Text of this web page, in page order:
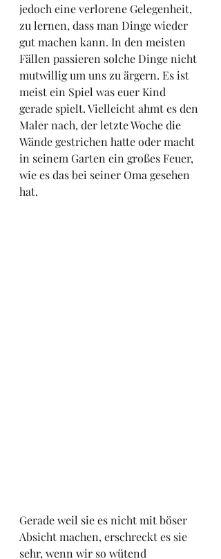
jedoch eine verlorene Gelegenheit,
zu lernen, dass man Dinge wieder
gut machen kann. In den meisten
Fällen passieren solche Dinge nicht
mutwillig um uns zu ärgern. Es ist
meist ein Spiel was euer Kind
gerade spielt. Vielleicht ahmt es den
Maler nach, der letzte Woche die
Wände gestrichen hatte oder macht
in seinem Garten ein großes Feuer,
wie es das bei seiner Oma gesehen
hat.
Gerade weil sie es nicht mit böser
Absicht machen, erschreckt es sie
sehr, wenn wir so wütend